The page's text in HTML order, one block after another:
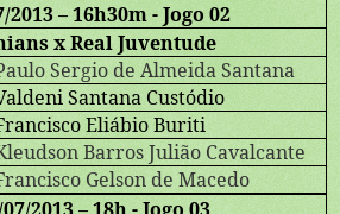
2013 – 16h30m - Jogo 02
x Real Juventude
Sergio de Almeida Santana
Santana Custódio
Eliábio Buriti
Barros Julião Cavalcante
Gelson de Macedo